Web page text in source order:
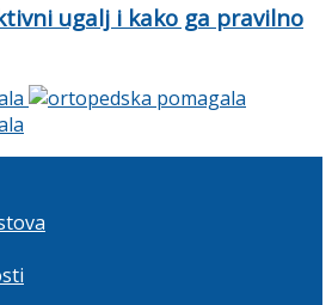
ugalj i kako ga pravilno